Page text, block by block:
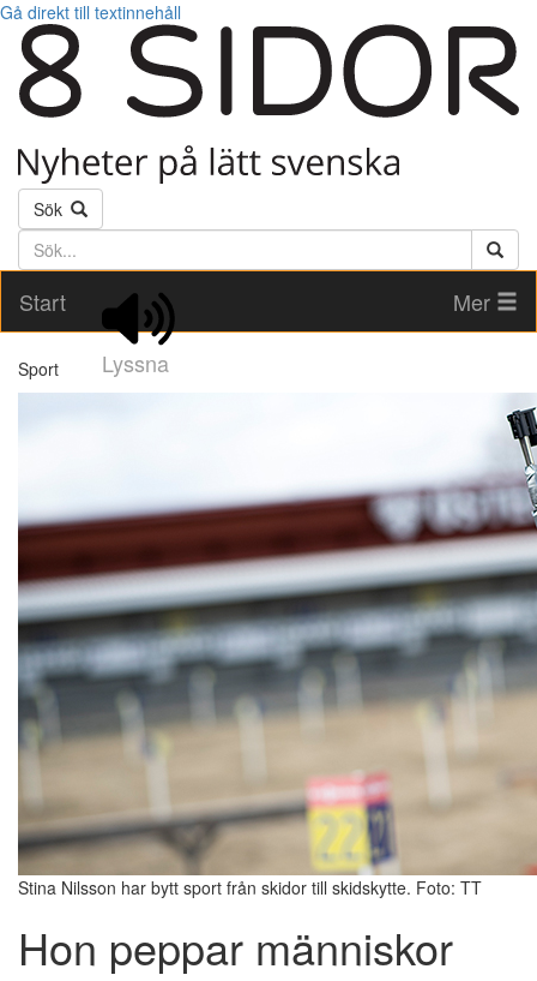
Gå direkt till textinnehåll
Sök
Söktext
Start
Lyssna
Mer
Sport
Stina Nilsson har bytt sport från skidor till skidskytte. Foto: TT
Hon peppar människor